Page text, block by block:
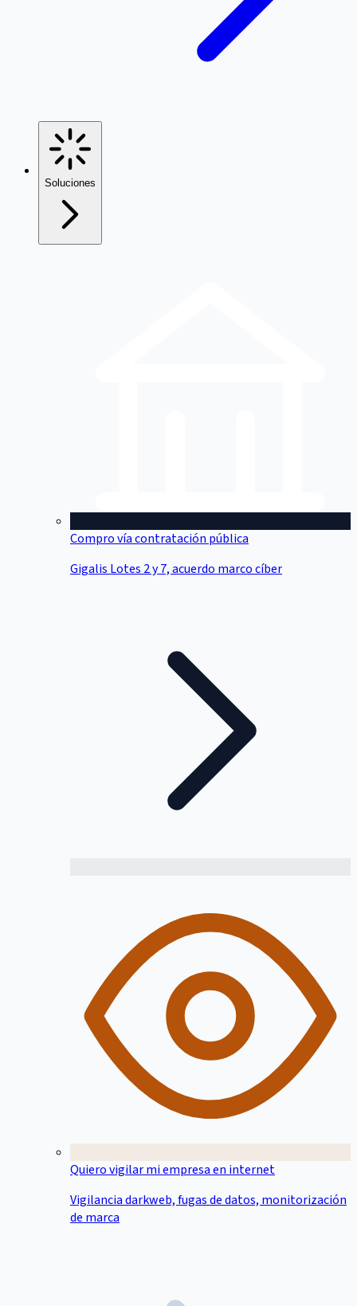
Soluciones
Compro vía contratación pública
Gigalis Lotes 2 y 7, acuerdo marco cíber
Quiero vigilar mi empresa en internet
Vigilancia darkweb, fugas de datos, monitorización
de marca